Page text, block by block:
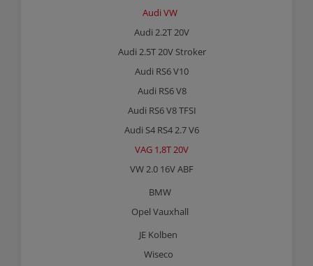
Audi VW
Audi 2.2T 20V
Audi 2.5T 20V Stroker
Audi RS6 V10
Audi RS6 V8
Audi RS6 V8 TFSI
Audi S4 RS4 2.7 V6
VAG 1,8T 20V
VW 2.0 16V ABF
BMW
Opel Vauxhall
JE Kolben
Wiseco